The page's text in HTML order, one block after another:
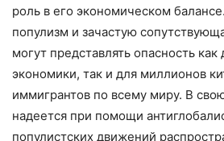
роль в его экономическом
популизм и зачастую
могут представлять опасность как
экономики, так и для миллионов
иммигрантов по всему миру. В
надеется при помощи
популистских движений